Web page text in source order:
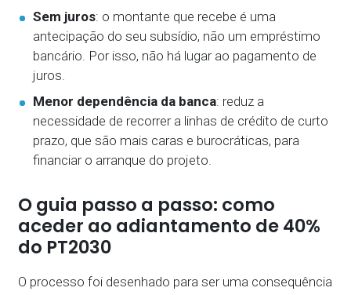
Sem juros: o montante que recebe é uma
antecipação do seu subsídio, não um empréstimo
bancário. Por isso, não há lugar ao pagamento de
juros.
Menor dependência da banca: reduz a
necessidade de recorrer a linhas de crédito de curto
prazo, que são mais caras e burocráticas, para
financiar o arranque do projeto.
O guia passo a passo: como
aceder ao adiantamento de 40%
do PT2030
O processo foi desenhado para ser uma consequência